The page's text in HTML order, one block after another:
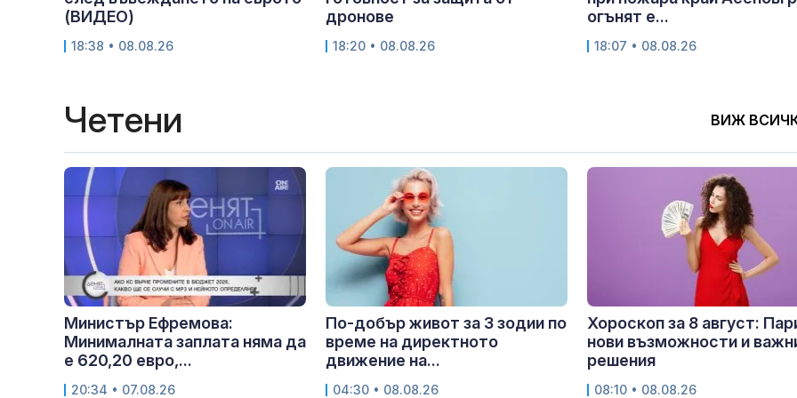
(ВИДЕО)
18:38 • 08.08.26
дронове
18:20 • 08.08.26
огънят е...
18:07 • 08.08.26
Четени ВИЖ
Министър Ефремова:
Минималната заплата няма да
е 620,20 евро,...
20:34 • 07.08.26
По-добър живот за 3 зодии по
време на директното
движение на...
04:30 • 08.08.26
Хороскоп за 8 август:
нови възможности и
решения
08:10 • 08.08.26